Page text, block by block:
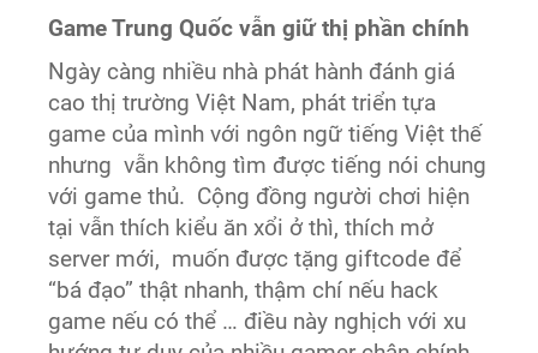
Game Trung Quốc vẫn giữ thị phần chính
Ngày càng nhiều nhà phát hành đánh giá
cao thị trường Việt Nam, phát triển tựa
game của mình với ngôn ngữ tiếng Việt thế
nhưng vẫn không tìm được tiếng nói chung
với game thủ. Cộng đồng người chơi hiện
tại vẫn thích kiểu ăn xổi ở thì, thích mở
server mới, muốn được tặng giftcode để
“bá đạo” thật nhanh, thậm chí nếu hack
game nếu có thể … điều này nghịch với xu